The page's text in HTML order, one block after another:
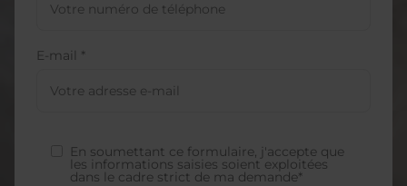
E-mail *
En soumettant ce formulaire, j'accepte que
les informations saisies soient exploitées
dans le cadre strict de ma demande*